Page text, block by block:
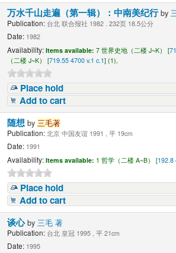
万水千山走遍（第一辑）：中南美纪行by
Publication: 台北 联合报社 1982 . 232页 18.5公分
Date: 1982
Availability: Items available: 7 世界史地（二楼 J~K） [
（二楼 J~K） [719.55 4700 v.1 c.1] (1),
Place hold
Add to cart
随想by三毛著
Publication: 北京 中国友谊 1991 , 平 19cm
Date: 1991
Availability: Items available: 1 哲学（二楼 A~B） [192.8
Place hold
Add to cart
谈心by三毛 著
Publication: 台北 皇冠 1995 , 平 21cm
Date: 1995